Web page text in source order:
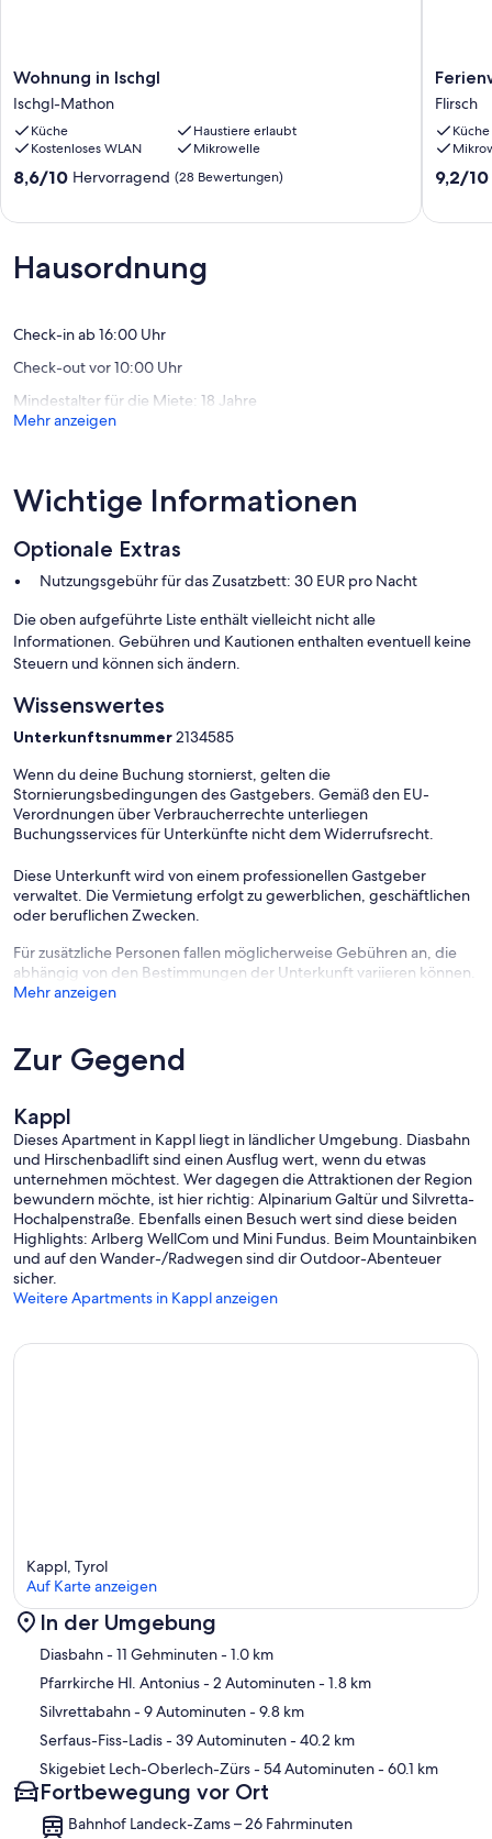
Kaution bar: 200.0 EUR
#AT6555.140.1
Wohnung
in
Ischgl
Ischgl-
Mathon
Wohnung in Ischgl
Ischgl-Mathon
Küche
Haustiere erlaubt
Kostenloses WLAN
Mikrowelle
8.6
(28
Bewertungen)
8,6/10 Hervorragend (28 Bewertungen)
in
Flirsch
Flirsch
Flirsch
Küche
9.2
9,2/10
Hausordnung
Check-in ab 16:00 Uhr
Check-out vor 10:00 Uhr
Mindestalter für die Miete: 18 Jahre
Mehr anzeigen
Wichtige Informationen
Optionale Extras
Nutzungsgebühr für das Zusatzbett: 30 EUR pro Nacht
Die oben aufgeführte Liste enthält vielleicht nicht alle
Informationen. Gebühren und Kautionen enthalten eventuell keine
Steuern und können sich ändern.
Wissenswertes
Unterkunftsnummer2134585
Wenn du deine Buchung stornierst, gelten die
Stornierungsbedingungen des Gastgebers. Gemäß den EU-
Verordnungen über Verbraucherrechte unterliegen
Buchungsservices für Unterkünfte nicht dem Widerrufsrecht.
Diese Unterkunft wird von einem professionellen Gastgeber
verwaltet. Die Vermietung erfolgt zu gewerblichen, geschäftlichen
oder beruflichen Zwecken.
Für zusätzliche Personen fallen möglicherweise Gebühren an, die
abhängig von den Bestimmungen der Unterkunft variieren können.
Mehr anzeigen
Zur Gegend
Kappl
Dieses Apartment in Kappl liegt in ländlicher Umgebung. Diasbahn
und Hirschenbadlift sind einen Ausflug wert, wenn du etwas
unternehmen möchtest. Wer dagegen die Attraktionen der Region
bewundern möchte, ist hier richtig: Alpinarium Galtür und Silvretta-
Hochalpenstraße. Ebenfalls einen Besuch wert sind diese beiden
Highlights: Arlberg WellCom und Mini Fundus. Beim Mountainbiken
und auf den Wander-/Radwegen sind dir Outdoor-Abenteuer
sicher.
Weitere Apartments in Kappl anzeigen
Karte
Kappl, Tyrol
Auf Karte anzeigen
In der Umgebung
Diasbahn- 11 Gehminuten- 1.0 km
Pfarrkirche Hl. Antonius- 2 Autominuten- 1.8 km
Silvrettabahn- 9 Autominuten- 9.8 km
Serfaus-Fiss-Ladis- 39 Autominuten- 40.2 km
Skigebiet Lech-Oberlech-Zürs- 54 Autominuten- 60.1 km
Fortbewegung vor Ort
Bahnhof Landeck-Zams – 26 Fahrminuten